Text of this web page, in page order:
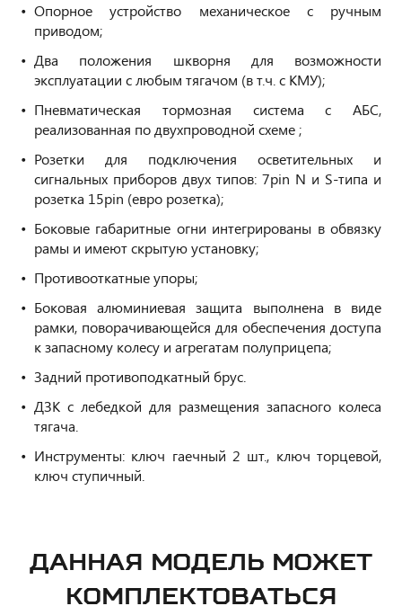
Опорное устройство механическое с ручным
приводом;
Два положения шкворня для возможности
эксплуатации с любым тягачом (в т.ч. с КМУ);
Пневматическая тормозная система с АБС,
реализованная по двухпроводной схеме ;
Розетки для подключения осветительных и
сигнальных приборов двух типов: 7pin N и S-типа и
розетка 15pin (евро розетка);
Боковые габаритные огни интегрированы в обвязку
рамы и имеют скрытую установку;
Противооткатные упоры;
Боковая алюминиевая защита выполнена в виде
рамки, поворачивающейся для обеспечения доступа
к запасному колесу и агрегатам полуприцепа;
Задний противоподкатный брус.
ДЗК с лебедкой для размещения запасного колеса
тягача.
Инструменты: ключ гаечный 2 шт., ключ торцевой,
ключ ступичный.
ДАННАЯ МОДЕЛЬ МОЖЕТ
КОМПЛЕКТОВАТЬСЯ